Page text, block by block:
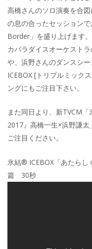
高橋さんのソロ演奏を合
の息の合ったセッション
Border」を盛り上げます
カパラダイスオーケスト
や、浜野さんのダンスシ
ICEBOX [トリプルミック
ングにもご注目下さい。
また同日より、新TVCM
2017』高橋一生×浜野謙
ご注目ください。
氷結® ICEBOX「あたらし
篇 30秒